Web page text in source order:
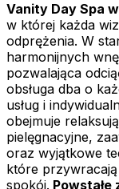
Vanity Day Spa
w której każda
odprężenia. W
harmonijnych
pozwalająca
obsługa dba o
usług i
obejmuje
pielęgnacyjne,
oraz wyjątkowe
które
spokój. Powstałe